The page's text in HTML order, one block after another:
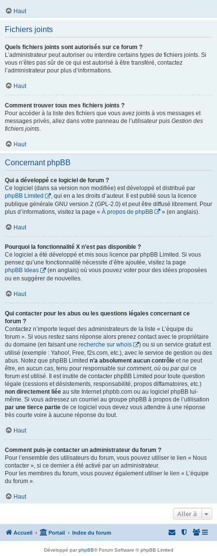
Haut
Fichiers joints
Quels fichiers joints sont autorisés sur ce forum ?
L’administrateur peut autoriser ou interdire certains types de fichiers joints. Si
vous n’êtes pas sûr de ce qui est autorisé à être transféré, contactez
l’administrateur pour plus d’informations.
Haut
Comment trouver tous mes fichiers joints ?
Pour accéder à la liste des fichiers que vous avez joints à vos messages et
messages privés, allez dans votre panneau de l’utilisateur puis Gestion des
fichiers joints.
Haut
Concernant phpBB
Qui a développé ce logiciel de forum ?
Ce logiciel (dans sa version non modifiée) est développé et distribué par
phpBB Limited
, qui en a les droits d’auteur. Il est publié sous la licence
publique générale GNU version 2 (GPL-2.0) et peut être diffusé librement. Pour
plus d’informations, visitez la page « À propos de phpBB » (en anglais).
Haut
Pourquoi la fonctionnalité X n’est pas disponible ?
Ce logiciel a été développé et mis sous licence par phpBB Limited. Si vous
pensez qu’une fonctionnalité nécessite d’être ajoutée, visitez la page
phpBB Ideas
(en anglais) où vous pouvez voter pour des idées proposées
ou en suggérer de nouvelles.
Haut
Qui contacter pour les abus ou les questions légales concernant ce
forum ?
Contactez n’importe lequel des administrateurs de la liste « L’équipe du
forum ». Si vous restez sans réponse alors prenez contact avec le propriétaire
du domaine (en faisant une recherche sur whois
) ou si un service gratuit est
utilisé (exemple : Yahoo!, Free, f2s.com, etc.), avec le service de gestion ou des
abus. Notez que phpBB Limited n’a absolument aucun contrôle et ne peut
être, en aucun cas, tenu pour responsable sur comment, où ou par qui ce
forum est utilisé. Il est inutile de contacter phpBB Limited pour toute question
légale (cessions et désistements, responsabilité, propos diffamatoires, etc.)
non directement liée au site Internet phpbb.com ou au logiciel phpBB lui-
même. Si vous adressez un courriel au groupe phpBB à propos de l’utilisation
par une tierce partie de ce logiciel vous devez vous attendre à une réponse
très courte voire à aucune réponse du tout.
Haut
Comment puis-je contacter un administrateur du forum ?
Pour l’ensemble des utilisateurs du forum, vous pouvez utiliser le lien « Nous
contacter », si ce dernier a été activé par un administrateur.
Pour les membres du forum, vous pouvez également utiliser le lien « L’équipe
du forum ».
Haut
Aller à
Accueil Portail Index du forum
Développé parphpBB® Forum Software © phpBB Limited